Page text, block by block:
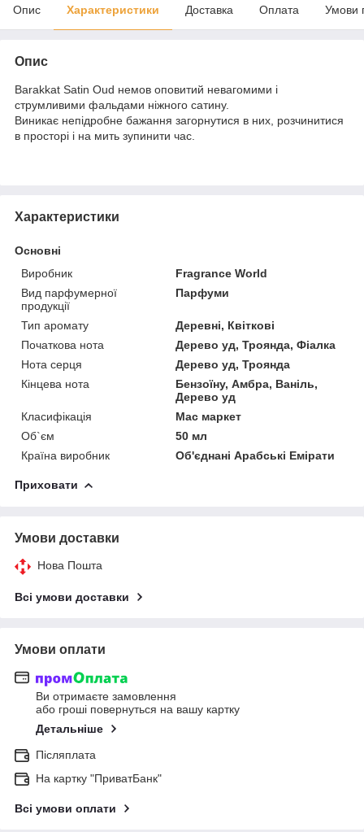
Опис Характеристики Доставка Оплата Умови
Опис
Barakkat Satin Oud немов оповитий невагомими і
струмливими фальдами ніжного сатину.
Виникає непідробне бажання загорнутися в них, розчинитися
в просторі і на мить зупинити час.
Характеристики
Основні
Виробник
Fragrance World
Вид парфумерної
продукції
Парфуми
Тип аромату
Деревні, Квіткові
Початкова нота
Дерево уд, Троянда, Фіалка
Нота серця
Дерево уд, Троянда
Кінцева нота
Бензоїну, Амбра, Ваніль,
Дерево уд
Класифікація
Мас маркет
Об`єм
50 мл
Країна виробник
Об'єднані Арабські Емірати
Приховати
Умови доставки
Нова Пошта
Всі умови доставки
Умови оплати
Ви отримаєте замовлення
або гроші повернуться на вашу картку
Детальніше
Післяплата
На картку "ПриватБанк"
Всі умови оплати